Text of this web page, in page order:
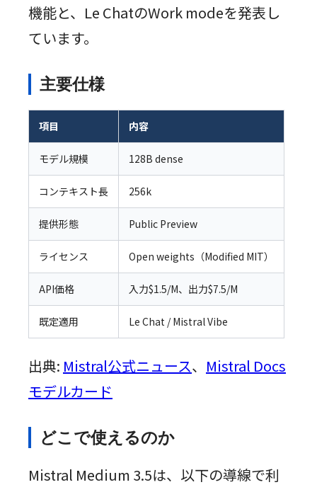
機能と、Le ChatのWork modeを発表し
ています。
主要仕様
項目 内容
モデル規模 128B dense
コンテキスト長 256k
提供形態 Public Preview
ライセンス Open weights（Modified MIT）
API価格 入力$1.5/M、出力$7.5/M
既定適用 Le Chat / Mistral Vibe
出典: Mistral公式ニュース、 Mistral Docs
モデルカード
どこで使えるのか
Mistral Medium 3.5は、以下の導線で利